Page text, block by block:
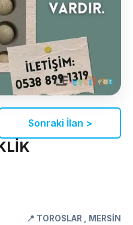
Sonraki İlan >
📍 TOROSLAR MERSİN